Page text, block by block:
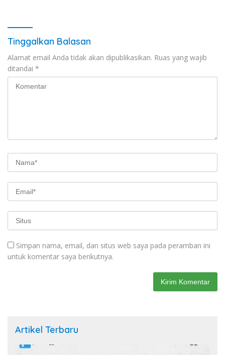
Tinggalkan Balasan
Alamat email Anda tidak akan dipublikasikan. Ruas yang wajib
ditandai *
Simpan nama, email, dan situs web saya pada peramban ini
untuk komentar saya berikutnya.
Artikel Terbaru